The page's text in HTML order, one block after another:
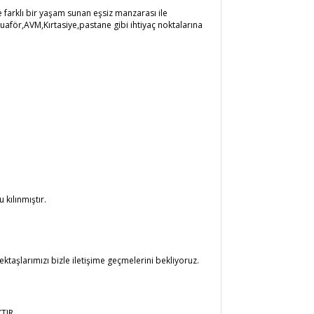
bir yaşam sunan eşsiz manzarası ile
gibi ihtiyaç noktalarına
bizle iletişime geçmelerini bekliyoruz.